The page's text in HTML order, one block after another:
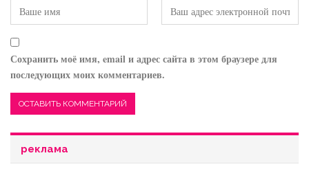
Сохранить моё имя, email и адрес сайта в этом браузере для
последующих моих комментариев.
реклама